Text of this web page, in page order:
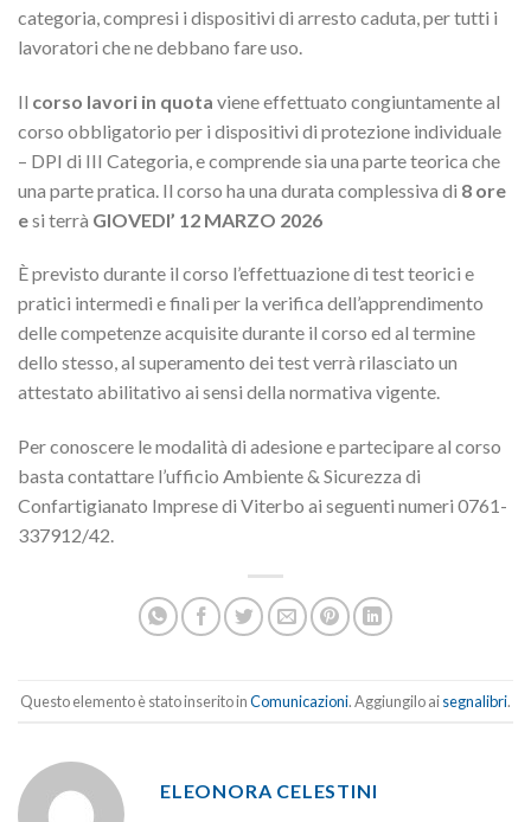
categoria, compresi i dispositivi di arresto caduta, per tutti i
lavoratori che ne debbano fare uso.
Il corso lavori in quota viene effettuato congiuntamente al
corso obbligatorio per i dispositivi di protezione individuale
– DPI di III Categoria, e comprende sia una parte teorica che
una parte pratica. Il corso ha una durata complessiva di 8 ore
esi terrà GIOVEDI’ 12 MARZO 2026
È previsto durante il corso l’effettuazione di test teorici e
pratici intermedi e finali per la verifica dell’apprendimento
delle competenze acquisite durante il corso ed al termine
dello stesso, al superamento dei test verrà rilasciato un
attestato abilitativo ai sensi della normativa vigente.
Per conoscere le modalità di adesione e partecipare al corso
basta contattare l’ufficio Ambiente & Sicurezza di
Confartigianato Imprese di Viterbo ai seguenti numeri 0761-
337912/42.
Questo elemento è stato inserito inComunicazioni. Aggiungilo aisegnalibri.
ELEONORA CELESTINI